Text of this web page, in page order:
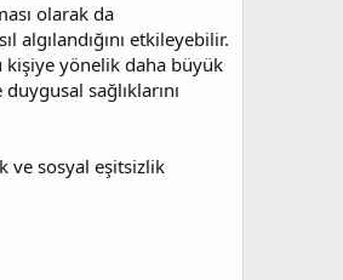
olarak da
etkileyebilir.
kişiye yönelik daha büyük
sağlıklarını
ve sosyal eşitsizlik